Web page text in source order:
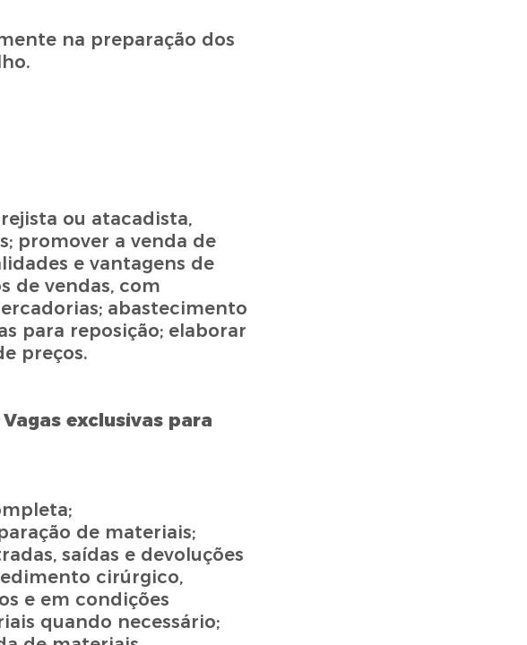
na preparação dos
ou atacadista,
promover a venda de
e vantagens de
de vendas, com
abastecimento
para reposição; elaborar
preços.
exclusivas para
de materiais;
saídas e devoluções
cirúrgico,
e em condições
quando necessário;